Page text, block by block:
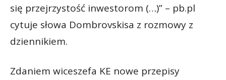
się przejrzystość inwestorom (…)” – pb.pl
cytuje słowa Dombrovskisa z rozmowy z
dziennikiem.
Zdaniem wiceszefa KE nowe przepisy